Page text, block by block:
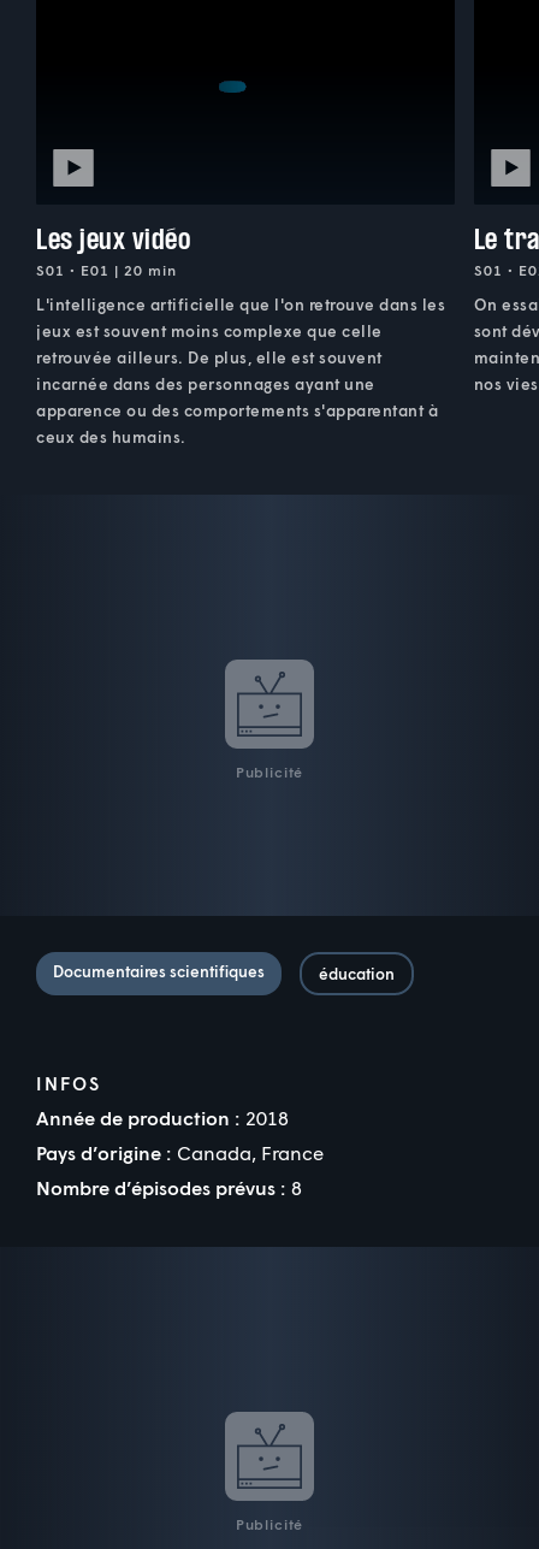
Les jeux vidéo
S01 • E01 | 20 min
L'intelligence artificielle que l'on retrouve dans les
jeux est souvent moins complexe que celle
retrouvée ailleurs. De plus, elle est souvent
incarnée dans des personnages ayant une
apparence ou des comportements s'apparentant à
ceux des humains.
Le
S01 •
On
sont
nos
Publicité
Documentaires scientifiques éducation
INFOS
Année de production : 2018
Pays d’origine : Canada, France
Nombre d’épisodes prévus : 8
Publicité